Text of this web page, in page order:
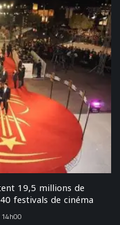
19,5 millions de
festivals de cinéma